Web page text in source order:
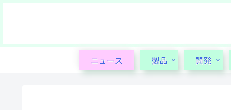
ニュース 製品 開発